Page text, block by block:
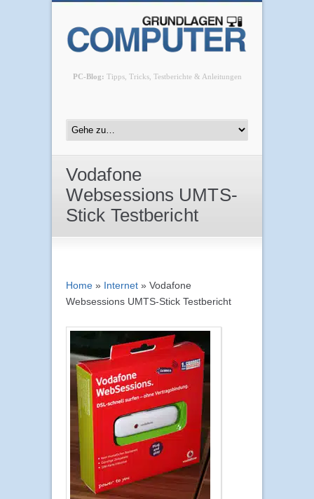
PC-Blog: Tipps, Tricks, Testberichte & Anleitungen
Vodafone
Websessions UMTS-
Stick Testbericht
Home » Internet » Vodafone
Websessions UMTS-Stick Testbericht